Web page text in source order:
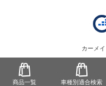
カーメ
商品一覧 車種別適合検索